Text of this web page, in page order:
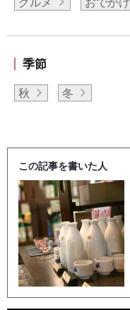
季節
秋 冬
この記事を書いた人